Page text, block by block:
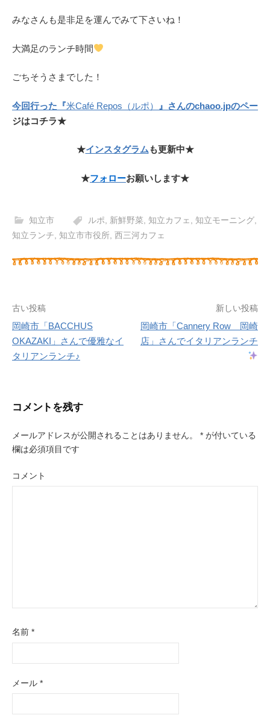
みなさんも是非足を運んでみて下さいね！
大満足のランチ時間
ごちそうさまでした！
今回行った『米Café Repos（ルポ）
』さんのchaoo.jpのペー
ジはコチラ★
★インスタグラムも更新中★
★フォローお願いします★
知立市 ルポ, 新鮮野菜, 知立カフェ, 知立モーニング,
知立ランチ 知立市市役所 西三河カフェ
投
稿
ビ
ゲ
ー
シ
古い投稿
岡崎市「BACCHUS
OKAZAKI」さんで優雅なイ
タリアンランチ♪
新しい投稿
岡崎市「Cannery Row 岡崎
店」さんでイタリアンランチ
コメントを残す
メールアドレスが公開されることはありません。 * が付いている
欄は必須項目です
コメント
名前 *
メール *